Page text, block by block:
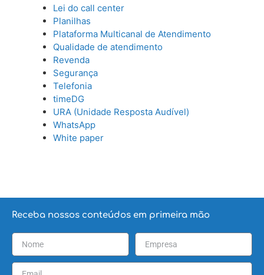
Lei do call center
Planilhas
Plataforma Multicanal de Atendimento
Qualidade de atendimento
Revenda
Segurança
Telefonia
timeDG
URA (Unidade Resposta Audível)
WhatsApp
White paper
Receba nossos conteúdos em primeira mão